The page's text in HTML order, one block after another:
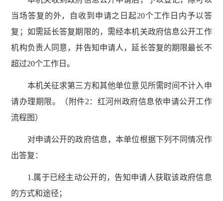
当场答复的外，自收到申请之日起20个工作日内予以答
复；如需延长答复期限的，需经本机关政府信息公开工作
机构负责人同意，并告知申请人，延长答复的期限最长不
超过20个工作日。
本机关征求第三方和其他单位意见所需时间不计入申
请办理期限。（附件2：红河州政府信息依申请公开工作
流程图）
对申请公开的政府信息，本单位根据下列不同情况作
出答复：
1.属于已经主动公开的，告知申请人获取该政府信息
的方式和途径；